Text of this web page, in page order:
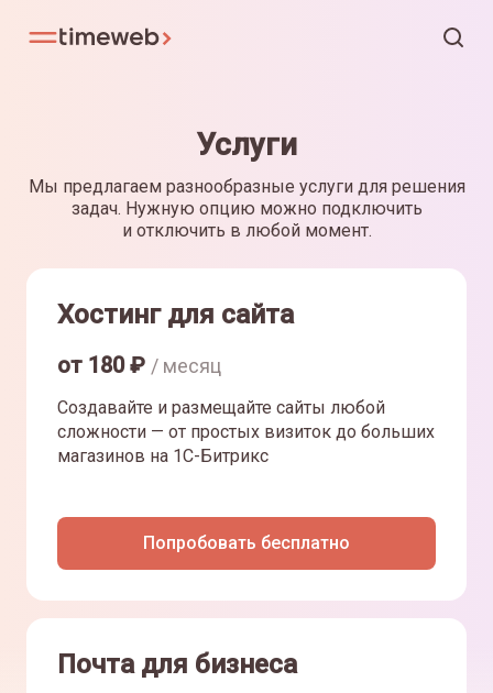
Услуги
Мы предлагаем разнообразные услуги для решения
задач. Нужную опцию можно подключить
и отключить в любой момент.
Хостинг для сайта
от 180₽ / месяц
Создавайте и размещайте сайты любой
сложности — от простых визиток до больших
магазинов на 1С-Битрикс
Попробовать бесплатно
Почта для бизнеса